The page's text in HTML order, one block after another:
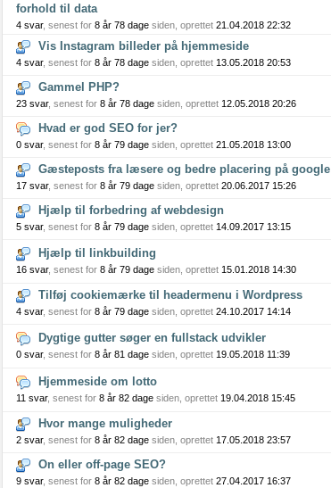
forhold til data
4 svar, senest for 8 år 78 dage siden, oprettet 21.04.2018 22:32
Vis Instagram billeder på hjemmeside
4 svar, senest for 8 år 78 dage siden, oprettet 13.05.2018 20:53
Gammel PHP?
23 svar, senest for 8 år 78 dage siden, oprettet 12.05.2018 20:26
Hvad er god SEO for jer?
0 svar, senest for 8 år 79 dage siden, oprettet 21.05.2018 13:00
Gæsteposts fra læsere og bedre placering på google
17 svar, senest for 8 år 79 dage siden, oprettet 20.06.2017 15:26
Hjælp til forbedring af webdesign
5 svar, senest for 8 år 79 dage siden, oprettet 14.09.2017 13:15
Hjælp til linkbuilding
16 svar, senest for 8 år 79 dage siden, oprettet 15.01.2018 14:30
Tilføj cookiemærke til headermenu i Wordpress
4 svar, senest for 8 år 79 dage siden, oprettet 24.10.2017 14:14
Dygtige gutter søger en fullstack udvikler
0 svar, senest for 8 år 81 dage siden, oprettet 19.05.2018 11:39
Hjemmeside om lotto
11 svar, senest for 8 år 82 dage siden, oprettet 19.04.2018 15:45
Hvor mange muligheder
2 svar, senest for 8 år 82 dage siden, oprettet 17.05.2018 23:57
On eller off-page SEO?
9 svar, senest for 8 år 82 dage siden, oprettet 27.04.2017 16:37